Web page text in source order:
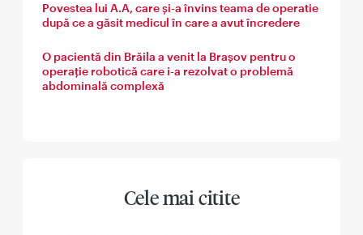
Povestea lui A.A, care și-a învins teama de operatie
după ce a găsit medicul în care a avut încredere
O pacientă din Brăila a venit la Brașov pentru o
operație robotică care i-a rezolvat o problemă
abdominală complexă
Cele mai citite